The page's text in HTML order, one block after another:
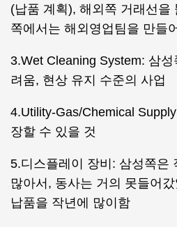
(납품 계획), 해외쪽 거래선을
쪽에서는 해외영업팀을 만들
3.Wet Cleaning System: 삼
려움, 현상 유지 수준의 사업
4.Utility-Gas/Chemical
장할 수 있을 것
5.디스플레이 장비: 삼성쪽은
많아서, 동사는 거의 못들어
납품을 작년에 많이함